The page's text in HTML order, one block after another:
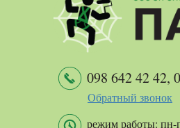
098 642 42 42,
Обратный звонок
режим работы: пн-